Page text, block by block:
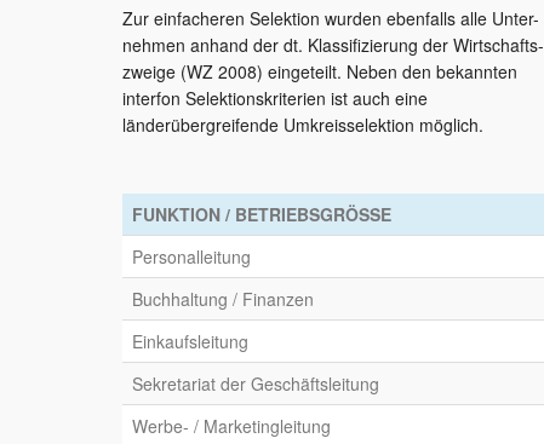
Zur einfacheren Selektion wurden ebenfalls alle Unter-
nehmen anhand der dt. Klassifizierung der Wirtschafts-
zweige (WZ 2008) eingeteilt. Neben den bekannten
interfon Selektionskriterien ist auch eine
länderübergreifende Umkreisselektion möglich.
FUNKTION / BETRIEBSGRÖSSE
Personalleitung
Buchhaltung / Finanzen
Einkaufsleitung
Sekretariat der Geschäftsleitung
Werbe- / Marketingleitung